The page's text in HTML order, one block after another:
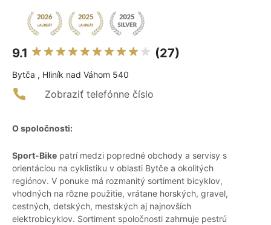
9.1 (27)
Bytča , Hliník nad Váhom 540
Zobraziť telefónne číslo
O spoločnosti:
Sport-Bike patrí medzi popredné obchody a servisy s
orientáciou na cyklistiku v oblasti Bytče a okolitých
regiónov. V ponuke má rozmanitý sortiment bicyklov,
vhodných na rôzne použitie, vrátane horských, gravel,
cestných, detských, mestských aj najnovších
elektrobicyklov. Sortiment spoločnosti zahrnuje pestrú